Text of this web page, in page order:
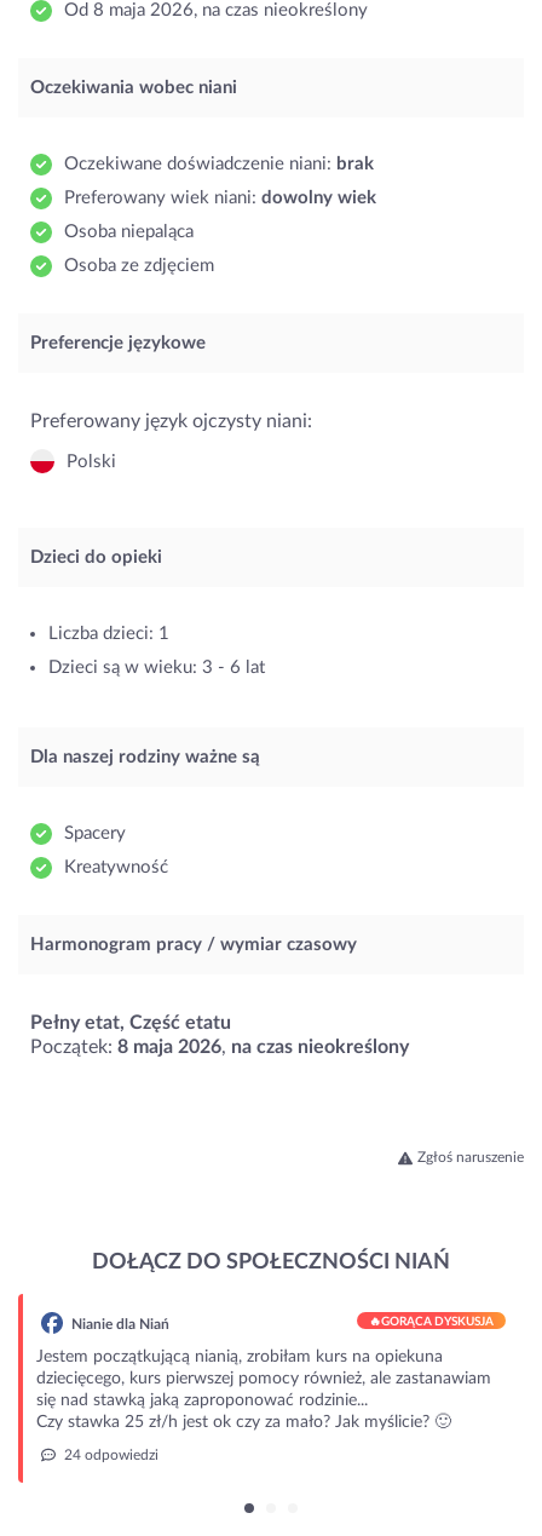
Od 8 maja 2026, na czas nieokreślony
Oczekiwania wobec niani
Oczekiwane doświadczenie niani: brak
Preferowany wiek niani: dowolny wiek
Osoba niepaląca
Osoba ze zdjęciem
Preferencje językowe
Preferowany język ojczysty niani:
Polski
Dzieci do opieki
Liczba dzieci: 1
Dzieci są w wieku: 3 - 6 lat
Dla naszej rodziny ważne są
Spacery
Kreatywność
Harmonogram pracy / wymiar czasowy
Pełny etat, Część etatu
Początek: 8 maja 2026, na czas nieokreślony
Zgłoś naruszenie
DOŁĄCZ DO SPOŁECZNOŚCI NIAŃ
Nianie dla Niań 🔥GORĄCA DYSKUSJA
Jestem początkującą nianią, zrobiłam kurs na opiekuna
dziecięcego, kurs pierwszej pomocy również, ale zastanawiam
się nad stawką jaką zaproponować rodzinie...
Czy stawka 25 zł/h jest ok czy za mało? Jak myślicie? 🙂
24 odpowiedzi